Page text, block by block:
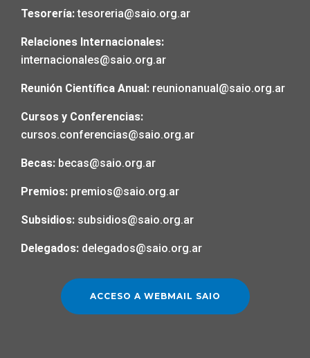
Tesorería:tesoreria@saio.org.ar
Relaciones Internacionales:
internacionales@saio.org.ar
Reunión Científica Anual: reunionanual@saio.org.ar
Cursos y Conferencias:
cursos.conferencias@saio.org.ar
Becas: becas@saio.org.ar
Premios: premios@saio.org.ar
Subsidios: subsidios@saio.org.ar
Delegados: delegados@saio.org.ar
ACCESO A WEBMAIL SAIO